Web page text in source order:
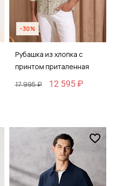
-30%
Рубашка из хлопка с
принтом приталенная
17 995 ₽
12 595 ₽